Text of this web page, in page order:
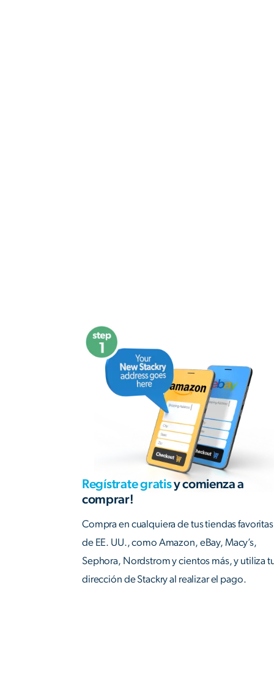
Regístrate gratisy comienza a
comprar!
Compra en cualquiera de tus tiendas favoritas
de EE. UU., como Amazon, eBay, Macy’s,
Sephora, Nordstrom y cientos más, y utiliza
dirección de Stackry al realizar el pago.